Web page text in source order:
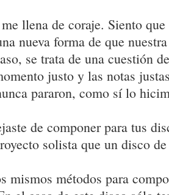
llena de coraje. Siento que
nueva forma de que
se trata de una cuestión
justo y las notas
pararon, como sí lo
de componer para tus
solista que un disco
mismos métodos para